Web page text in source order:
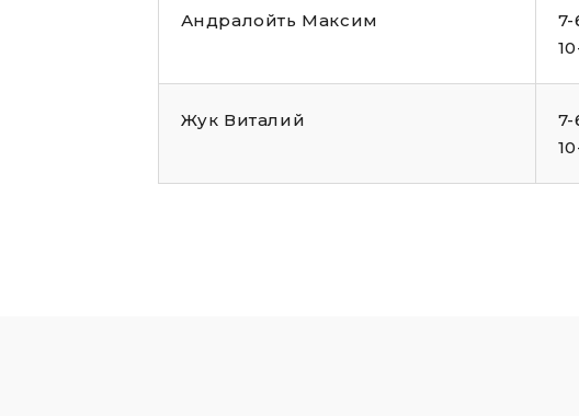
Андралойть Максим
Жук Виталий